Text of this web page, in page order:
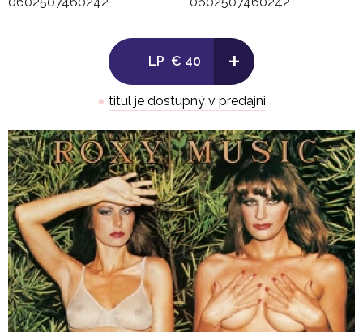
LP € 40 +
● titul je dostupný v predajni